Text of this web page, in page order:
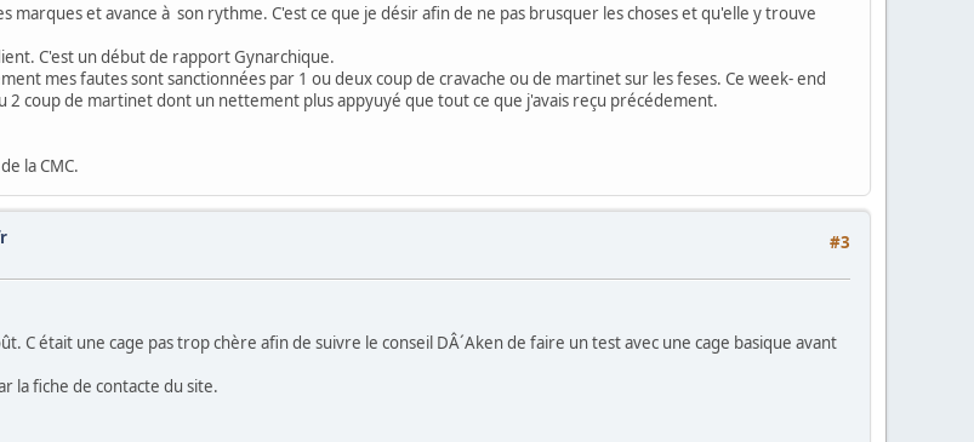
et avance à son rythme. C'est ce que je désir afin de ne pas brusquer les choses et qu'elle y trouve
C'est un début de rapport Gynarchique.
mes fautes sont sanctionnées par 1 ou deux coup de cravache ou de martinet sur les feses. Ce week- end
coup de martinet dont un nettement plus appyuyé que tout ce que j'avais reçu précédement.
la CMC.
#3
C était une cage pas trop chère afin de suivre le conseil DÂ´Aken de faire un test avec une cage basique avant
la fiche de contacte du site.